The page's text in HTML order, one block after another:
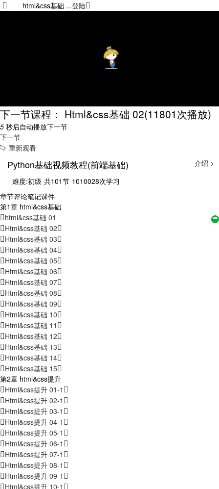
html&css基础 ...登陆
下一节课程： Html&css基础 02(11801次播放)
5 秒后自动播放下一节
下一节
重新观看
介绍 >
Python基础视频教程(前端基础)
难度:初级 共101节 1010028次学习
章节评论笔记课件
第1章 html&css基础
html&css基础 01
Html&css基础 02
Html&css基础 03
Html&css基础 04
Html&css基础 05
Html&css基础 06
Html&css基础 07
Html&css基础 08
Html&css基础 09
Html&css基础 10
Html&css基础 11
Html&css基础 12
Html&css基础 13
Html&css基础 14
Html&css基础 15
第2章 html&css提升
Html&css提升 01-1
Html&css提升 02-1
Html&css提升 03-1
Html&css提升 04-1
Html&css提升 05-1
Html&css提升 06-1
Html&css提升 07-1
Html&css提升 08-1
Html&css提升 09-1
Html&css提升 10-1